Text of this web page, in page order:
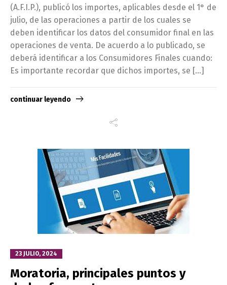
(A.F.I.P.), publicó los importes, aplicables desde el 1° de
julio, de las operaciones a partir de los cuales se
deben identificar los datos del consumidor final en las
operaciones de venta. De acuerdo a lo publicado, se
deberá identificar a los Consumidores Finales cuando:
Es importante recordar que dichos importes, se […]
continuar leyendo
23 JULIO, 2024
Moratoria, principales puntos y